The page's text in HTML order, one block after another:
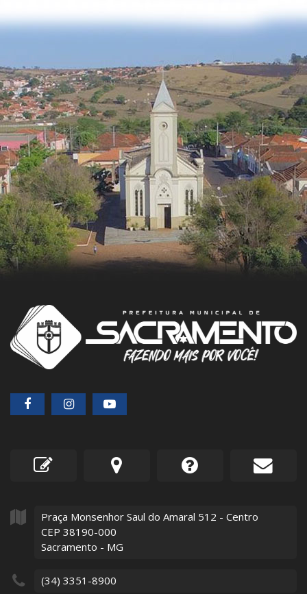
Praça Monsenhor Saul do Amaral 512 - Centro
CEP 38190-000
Sacramento - MG
(34) 3351-8900